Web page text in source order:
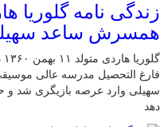
زندگی نامه گلوریا
همسرش ساعد
فارغ التحصیل مدرسه عالی
سهیلی وارد عرصه بازیگری شد و
دهد